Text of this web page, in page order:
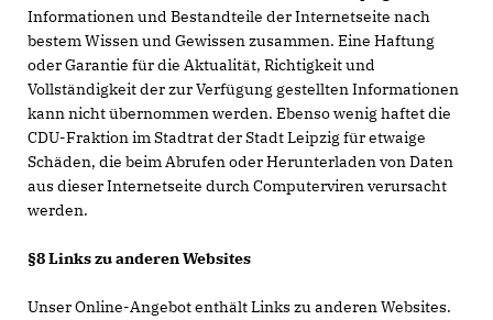
Informationen und Bestandteile der Internetseite nach
bestem Wissen und Gewissen zusammen. Eine Haftung
oder Garantie für die Aktualität, Richtigkeit und
Vollständigkeit der zur Verfügung gestellten Informationen
kann nicht übernommen werden. Ebenso wenig haftet die
CDU-Fraktion im Stadtrat der Stadt Leipzig für etwaige
Schäden, die beim Abrufen oder Herunterladen von Daten
aus dieser Internetseite durch Computerviren verursacht
werden.
§8 Links zu anderen Websites
Unser Online-Angebot enthält Links zu anderen Websites.